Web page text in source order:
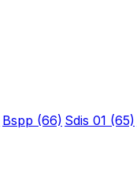
Bspp (66) Sdis 01 (65)